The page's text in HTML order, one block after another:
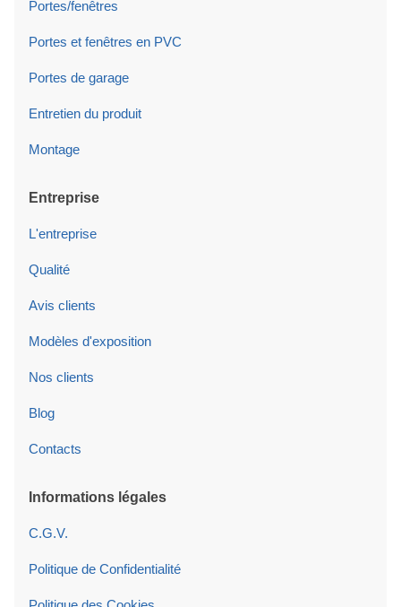
Portes/fenêtres
Portes et fenêtres en PVC
Portes de garage
Entretien du produit
Montage
Entreprise
L'entreprise
Qualité
Avis clients
Modèles d'exposition
Nos clients
Blog
Contacts
Informations légales
C.G.V.
Politique de Confidentialité